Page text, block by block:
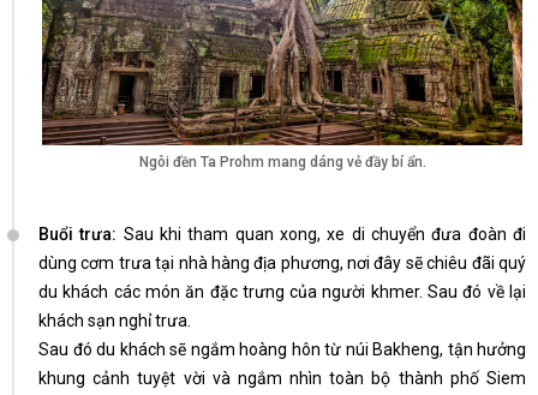
Ngôi đền Ta Prohm mang dáng vẻ đầy bí ẩn.
Buổi trưa: Sau khi tham quan xong, xe di chuyển đưa đoàn đi
dùng cơm trưa tại nhà hàng địa phương, nơi đây sẽ chiêu đãi quý
du khách các món ăn đặc trưng của người khmer. Sau đó về lại
khách sạn nghỉ trưa.
Sau đó du khách sẽ ngắm hoàng hôn từ núi Bakheng, tận hưởng
khung cảnh tuyệt vời và ngắm nhìn toàn bộ thành phố Siem